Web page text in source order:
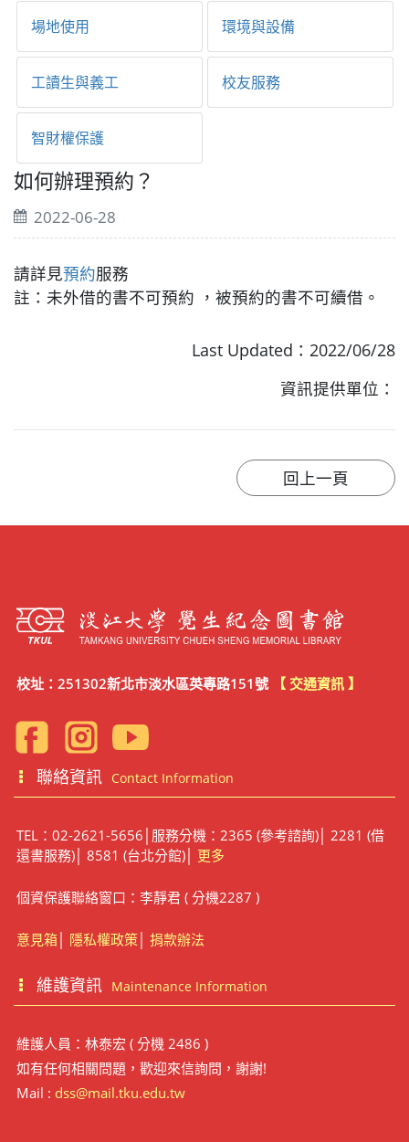
場地使用 環境與設備
工讀生與義工 校友服務
智財權保護
如何辦理預約？
2022-06-28
請詳見預約服務
註：未外借的書不可預約 ，被預約的書不可續借。
Last Updated：2022/06/28
資訊提供單位：
校址：251302新北市淡水區英專路151號 【 交通資訊 】
聯絡資訊 Contact Information
TEL：02-2621-5656│服務分機：2365 (參考諮詢)│ 2281 (借
還書服務)│ 8581 (台北分館)│ 更多
個資保護聯絡窗口：李靜君 ( 分機2287 )
意見箱│ 隱私權政策│ 捐款辦法
維護資訊 Maintenance Information
維護人員：林泰宏 ( 分機 2486 )
如有任何相關問題，歡迎來信詢問，謝謝!
Mail : dss@mail.tku.edu.tw